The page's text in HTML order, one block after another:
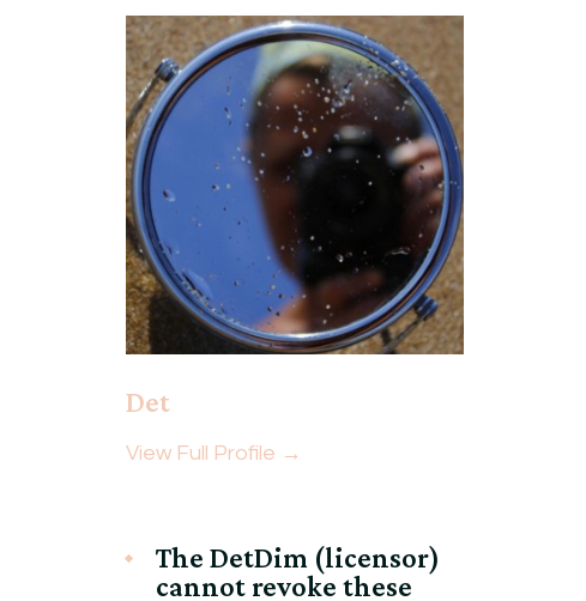
Det
View Full Profile →
The DetDim (licensor)
cannot revoke these